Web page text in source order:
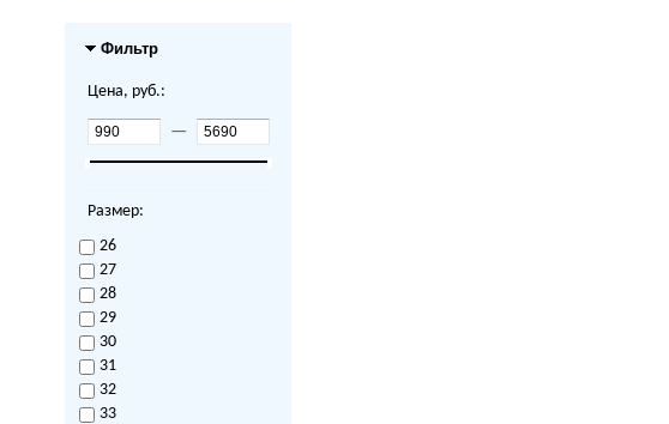
Фильтр
Цена, руб.:
—
Размер:
26
27
28
29
30
31
32
33